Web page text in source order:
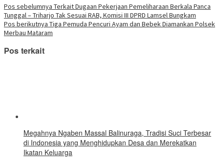
baru) baru) baru) baru) baru) baru) baru)
Telegram(Membuka
di
jendela
yang
baru)
Navigasi
pos
Pos sebelumnya Terkait Dugaan Pekerjaan Pemeliharaan Berkala Panca
Tunggal – Triharjo Tak Sesuai RAB, Komisi III DPRD Lamsel Bungkam
Pos berikutnya Tiga Pemuda Pencuri Ayam dan Bebek Diamankan Polsek
Merbau Mataram
Pos terkait
Megahnya Ngaben Massal Balinuraga, Tradisi Suci Terbesar
di Indonesia yang Menghidupkan Desa dan Merekatkan
Ikatan Keluarga